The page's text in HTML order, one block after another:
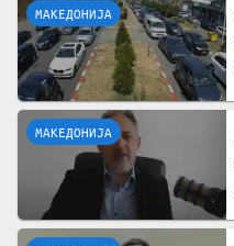
МАКЕДОНИЈА
МАКЕДОНИЈА